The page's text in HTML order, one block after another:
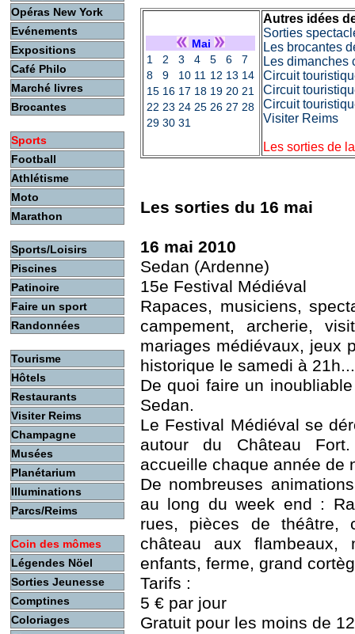
Opéras New York
Evénements
Expositions
Café Philo
Marché livres
Brocantes
Sports
Football
Athlétisme
Moto
Marathon
Sports/Loisirs
Piscines
Patinoire
Faire un sport
Randonnées
Tourisme
Hôtels
Restaurants
Visiter Reims
Champagne
Musées
Planétarium
Illuminations
Parcs/Reims
Coin des mômes
Légendes Nöel
Sorties Jeunesse
Comptines
Coloriages
Mai
1
2 3 4 5 6
7
8
9 10 11 12 13 14
15 16 17 18 19 20 21
22 23 24 25 26 27 28
29 30 31
Autres idées
Sorties
Les brocantes
Les dimanches
Circuit
Circuit
Circuit
Visiter Reims
Les sorties de
Les sorties du 16 mai
16 mai 2010
Sedan (Ardenne)
15e Festival Médiéval
Rapaces, musiciens,
campement, archerie,
mariages médiévaux, jeux
historique le samedi à 21h...
De quoi faire un
Sedan.
Le Festival Médiéval se
autour du Château
accueille chaque année de
De nombreuses
au long du week end :
rues, pièces de théâtre,
château aux flambeaux,
enfants, ferme, grand
Tarifs :
5 € par jour
Gratuit pour les moins de